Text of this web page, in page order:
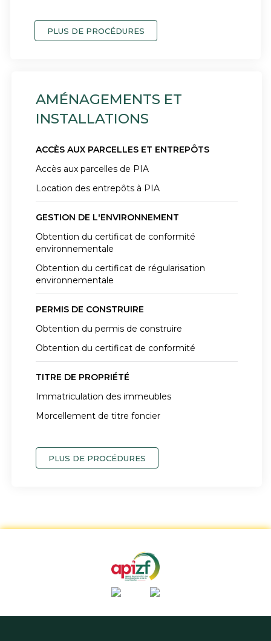
PLUS DE PROCÉDURES
AMÉNAGEMENTS ET
INSTALLATIONS
ACCÈS AUX PARCELLES ET ENTREPÔTS
Accès aux parcelles de PIA
Location des entrepôts à PIA
GESTION DE L'ENVIRONNEMENT
Obtention du certificat de conformité
environnementale
Obtention du certificat de régularisation
environnementale
PERMIS DE CONSTRUIRE
Obtention du permis de construire
Obtention du certificat de conformité
TITRE DE PROPRIÉTÉ
Immatriculation des immeubles
Morcellement de titre foncier
PLUS DE PROCÉDURES